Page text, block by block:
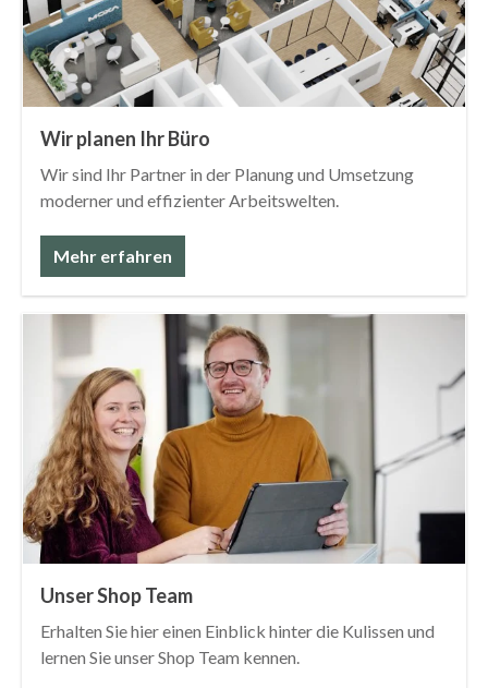
Wir planen Ihr Büro
Wir sind Ihr Partner in der Planung und Umsetzung
moderner und effizienter Arbeitswelten.
Mehr erfahren
Unser Shop Team
Erhalten Sie hier einen Einblick hinter die Kulissen und
lernen Sie unser Shop Team kennen.